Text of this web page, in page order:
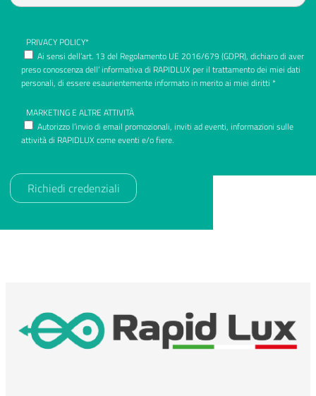
PRIVACY POLICY*
Ai sensi dell’art. 13 del Regolamento UE 2016/679 (GDPR), dichiaro di aver
preso conoscenza dell’ informativa di RAPIDLUX per il trattamento dei miei dati
personali, di essere esaurientemente informato in merito ai miei diritti *
MARKETING E ALTRE ATTIVITÀ
Autorizzo l’invio di email promozionali, inviti ad eventi, informazioni sulle
attività di RAPIDLUX come eventi e/o fiere.